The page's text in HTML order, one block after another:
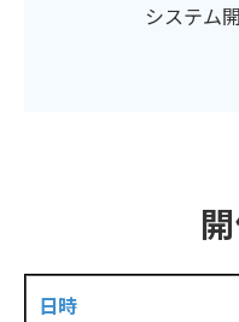
システム
日時